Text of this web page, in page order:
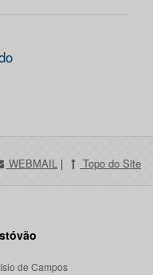
WEBMAIL | Topo do Site
de Campos